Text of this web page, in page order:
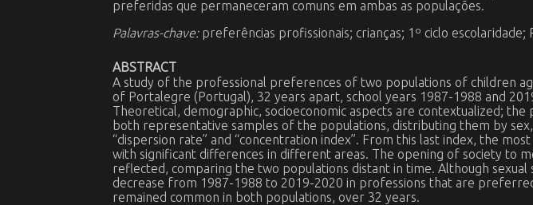
preferidas que permaneceram comuns em ambas as populações.
Palavras-chave: preferências profissionais; crianças; 1º ciclo
ABSTRACT
A study of the professional preferences of two populations of children
of Portalegre (Portugal), 32 years apart, school years 1987-1988 and
Theoretical, demographic, socioeconomic aspects are contextualized;
both representative samples of the populations, distributing them by
“dispersion rate” and “concentration index”. From this last index, the
with significant differences in different areas. The opening of society to
reflected, comparing the two populations distant in time. Although
decrease from 1987-1988 to 2019-2020 in professions that are
remained common in both populations, over 32 years.